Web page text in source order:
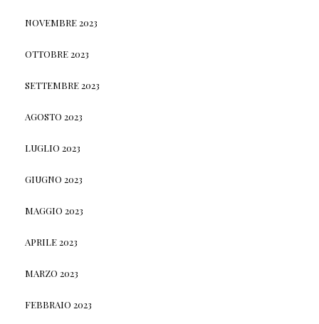
NOVEMBRE 2023
OTTOBRE 2023
SETTEMBRE 2023
AGOSTO 2023
LUGLIO 2023
GIUGNO 2023
MAGGIO 2023
APRILE 2023
MARZO 2023
FEBBRAIO 2023